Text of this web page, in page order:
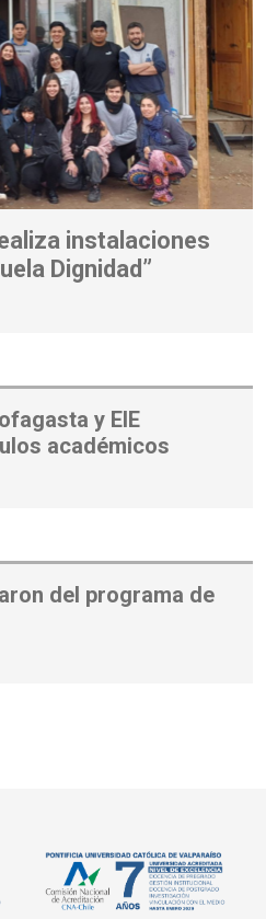
instalaciones
Dignidad”
y EIE
académicos
del programa de